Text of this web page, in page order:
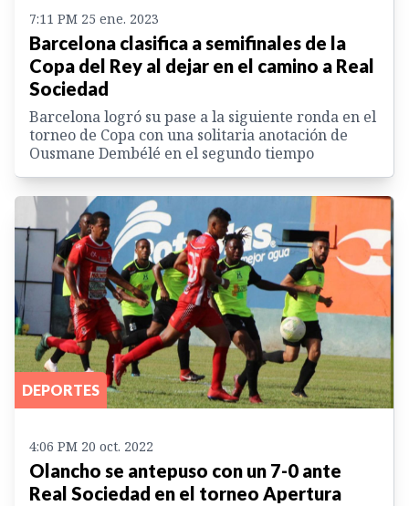
7:11 PM 25 ene. 2023
Barcelona clasifica a semifinales de la
Copa del Rey al dejar en el camino a Real
Sociedad
Barcelona logró su pase a la siguiente ronda en el
torneo de Copa con una solitaria anotación de
Ousmane Dembélé en el segundo tiempo
DEPORTES
4:06 PM 20 oct. 2022
Olancho se antepuso con un 7-0 ante
Real Sociedad en el torneo Apertura